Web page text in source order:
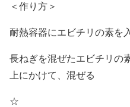
＜作り方＞
耐熱容器にエビチリの素を
長ねぎを混ぜたエビチリの
上にかけて、混ぜる
☆